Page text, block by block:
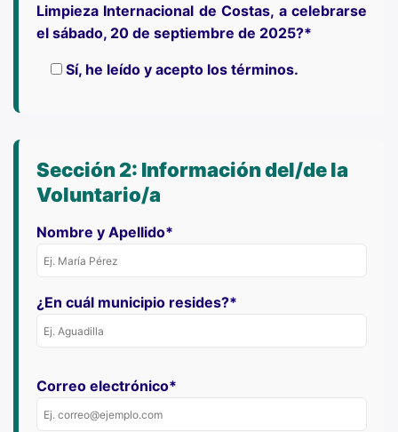
Limpieza Internacional de Costas, a celebrarse
el sábado, 20 de septiembre de 2025?*
Sí, he leído y acepto los términos.
Sección 2: Información del/de la
Voluntario/a
Nombre y Apellido*
¿En cuál municipio resides?*
Correo electrónico*